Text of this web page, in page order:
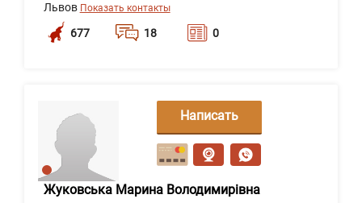
Львов Показать контакты
677 18 0
Жуковська Марина Володимирівна
Написать
сообщение